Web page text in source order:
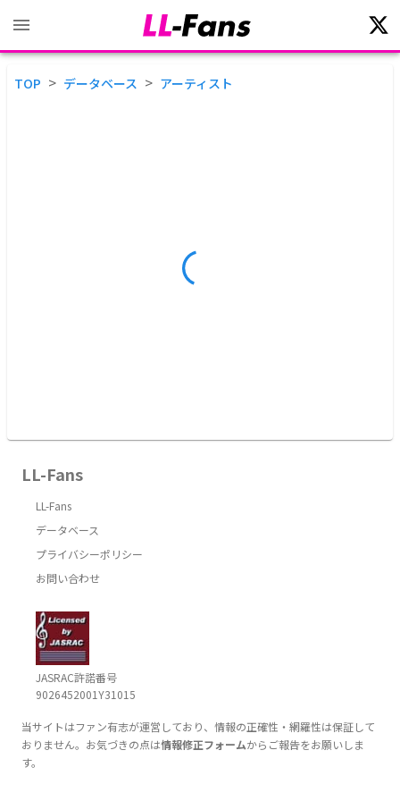
TOP > データベース > アーティスト
LL-Fans
LL-Fans
データベース
プライバシーポリシー
お問い合わせ
JASRAC許諾番号
9026452001Y31015
当サイトはファン有志が運営しており、情報の正確性・網羅性は保証して
おりません。お気づきの点は情報修正フォームからご報告をお願いしま
す。